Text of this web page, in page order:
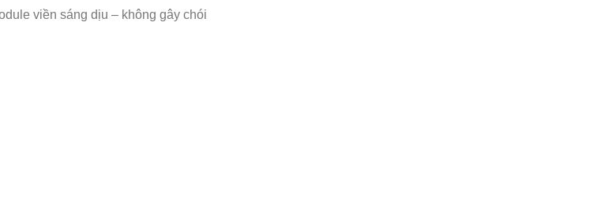
viền sáng dịu – không gây chói